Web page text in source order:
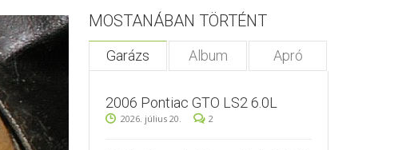
MOSTANÁBAN TÖRTÉNT
Garázs Album Apró
2006 Pontiac GTO LS2 6.0L
2026. július 20. 2